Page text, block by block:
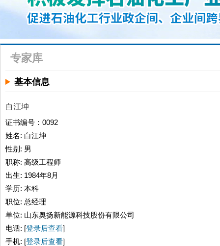
专家库
基本信息
白江坤
证书编号：0092
姓名: 白江坤
性别: 男
职称: 高级工程师
出生: 1984年8月
学历: 本科
职位: 总经理
单位: 山东奥扬新能源科技股份有限公司
电话: [登录后查看]
手机: [登录后查看]